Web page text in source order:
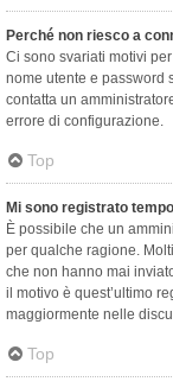
Perché non riesco a
Ci sono svariati motivi
nome utente e password
contatta un
errore di configurazione.
Top
Mi sono registrato
È possibile che un
per qualche ragione.
che non hanno mai
il motivo è quest’ultimo
maggiormente nelle
Top